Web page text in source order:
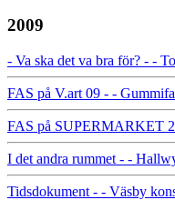
2009
- Va ska det va bra för? - -
FAS på V.art 09 - -
FAS på SUPERMARKET
I det andra rummet - -
Tidsdokument - - Väsby